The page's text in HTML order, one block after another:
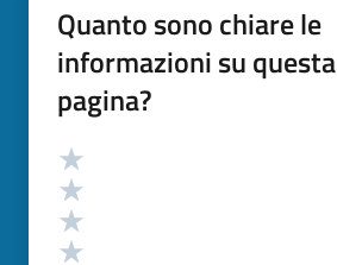
Quanto sono chiare le
informazioni su questa
pagina?
Valutazione